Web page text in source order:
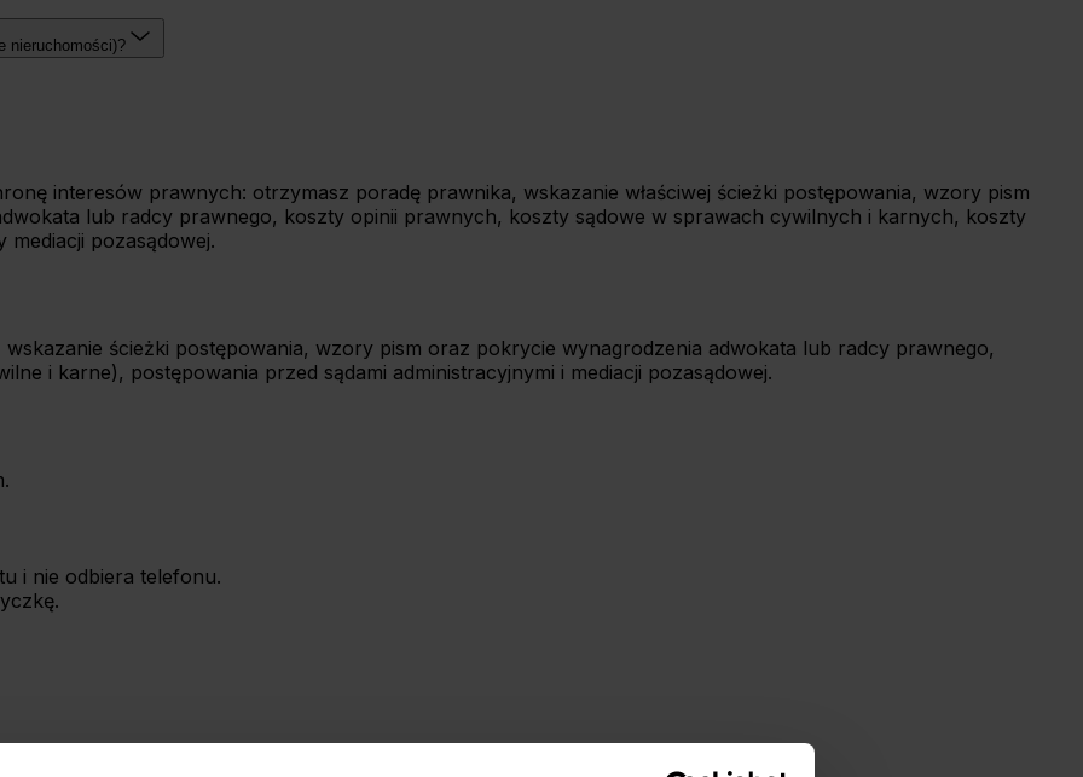
nieruchomości)?
interesów prawnych: otrzymasz poradę prawnika, wskazanie właściwej ścieżki postępowania, wzory pism
lub radcy prawnego, koszty opinii prawnych, koszty sądowe w sprawach cywilnych i karnych, koszty
pozasądowej.
ścieżki postępowania, wzory pism oraz pokrycie wynagrodzenia adwokata lub radcy prawnego,
i karne), postępowania przed sądami administracyjnymi i mediacji pozasądowej.
i nie odbiera telefonu.